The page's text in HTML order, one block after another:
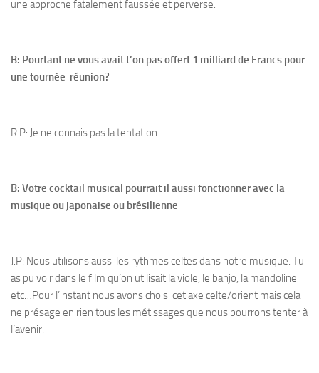
une approche fatalement faussée et perverse.
B: Pourtant ne vous avait t’on pas offert 1 milliard de Francs pour
une tournée-réunion?
R.P: Je ne connais pas la tentation.
B: Votre cocktail musical pourrait il aussi fonctionner avec la
musique ou japonaise ou brésilienne
J.P: Nous utilisons aussi les rythmes celtes dans notre musique. Tu
as pu voir dans le film qu’on utilisait la viole, le banjo, la mandoline
etc…Pour l’instant nous avons choisi cet axe celte/orient mais cela
ne présage en rien tous les métissages que nous pourrons tenter à
l’avenir.